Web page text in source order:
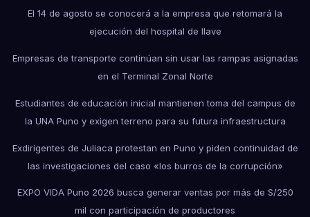
El 14 de agosto se conocerá a la empresa que retomará la
ejecución del hospital de Ilave
Empresas de transporte continúan sin usar las rampas asignadas
en el Terminal Zonal Norte
Estudiantes de educación inicial mantienen toma del campus de
la UNA Puno y exigen terreno para su futura infraestructura
Exdirigentes de Juliaca protestan en Puno y piden continuidad de
las investigaciones del caso «los burros de la corrupción»
EXPO VIDA Puno 2026 busca generar ventas por más de S/250
mil con participación de productores